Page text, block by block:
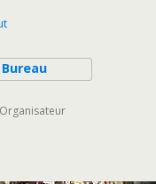
Bureau